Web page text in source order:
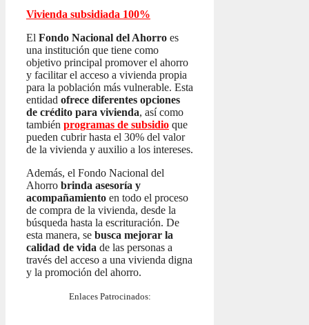
Vivienda subsidiada 100%
El Fondo Nacional del Ahorro es
una institución que tiene como
objetivo principal promover el ahorro
y facilitar el acceso a vivienda propia
para la población más vulnerable. Esta
entidad ofrece diferentes opciones
de crédito para vivienda, así como
también programas de subsidio que
pueden cubrir hasta el 30% del valor
de la vivienda y auxilio a los intereses.
Además, el Fondo Nacional del
Ahorro brinda asesoría y
acompañamiento en todo el proceso
de compra de la vivienda, desde la
búsqueda hasta la escrituración. De
esta manera, se busca mejorar la
calidad de vida de las personas a
través del acceso a una vivienda digna
y la promoción del ahorro.
Enlaces Patrocinados: